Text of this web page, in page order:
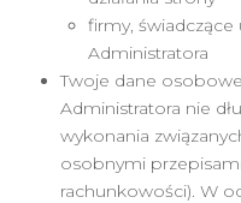
firmy, świadczące
Administratora
Twoje dane
Administratora nie
wykonania
osobnymi
rachunkowości). W